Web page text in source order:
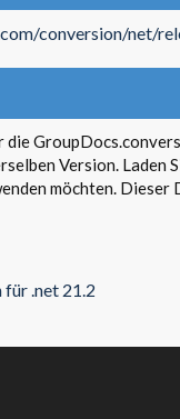
conversion/net/
Version. Laden
möchten.
.net 21.2